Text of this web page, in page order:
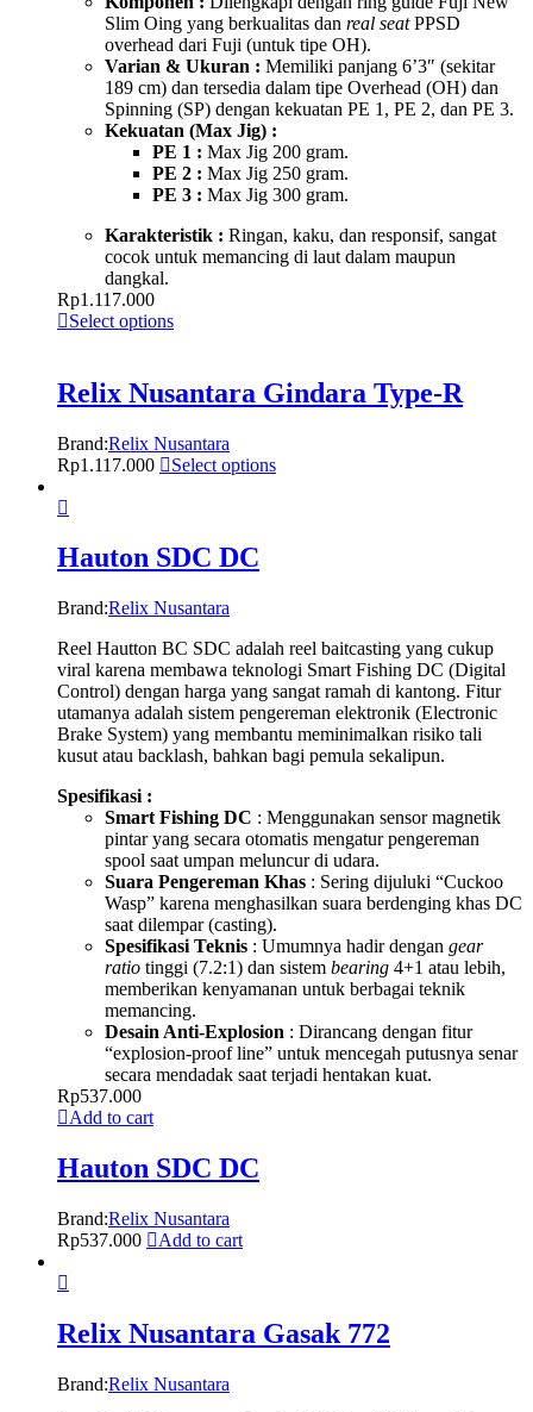
Slim Oing yang berkualitas dan real seatPPSD
overhead dari Fuji (untuk tipe OH).
Varian & Ukuran : Memiliki panjang 6’3″ (sekitar
189 cm) dan tersedia dalam tipe Overhead (OH) dan
Spinning (SP) dengan kekuatan PE 1, PE 2, dan PE 3.
Kekuatan (Max Jig) :
PE 1 : Max Jig 200 gram.
PE 2 : Max Jig 250 gram.
PE 3 : Max Jig 300 gram.
Karakteristik : Ringan, kaku, dan responsif, sangat
cocok untuk memancing di laut dalam maupun
dangkal.
Rp1.117.000
Select options
Relix Nusantara Gindara Type-R
Brand:Relix Nusantara
Rp1.117.000 Select options
Hauton SDC DC
Brand:Relix Nusantara
Reel Hautton BC SDC adalah reel baitcasting yang cukup
viral karena membawa teknologi Smart Fishing DC (Digital
Control) dengan harga yang sangat ramah di kantong. Fitur
utamanya adalah sistem pengereman elektronik (Electronic
Brake System) yang membantu meminimalkan risiko tali
kusut atau backlash, bahkan bagi pemula sekalipun.
Spesifikasi :
Smart Fishing DC : Menggunakan sensor magnetik
pintar yang secara otomatis mengatur pengereman
spool saat umpan meluncur di udara.
Suara Pengereman Khas : Sering dijuluki “Cuckoo
Wasp” karena menghasilkan suara berdenging khas DC
saat dilempar (casting).
Spesifikasi Teknis : Umumnya hadir dengan gear
ratio tinggi (7.2:1) dan sistem bearing 4+1 atau lebih,
memberikan kenyamanan untuk berbagai teknik
memancing.
Desain Anti-Explosion : Dirancang dengan fitur
“explosion-proof line” untuk mencegah putusnya senar
secara mendadak saat terjadi hentakan kuat.
Rp537.000
Add to cart
Hauton SDC DC
Brand:Relix Nusantara
Rp537.000 Add to cart
Relix Nusantara Gasak 772
Brand:Relix Nusantara